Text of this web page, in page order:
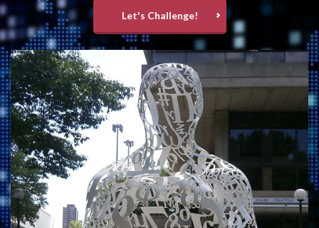
Let's Challenge!